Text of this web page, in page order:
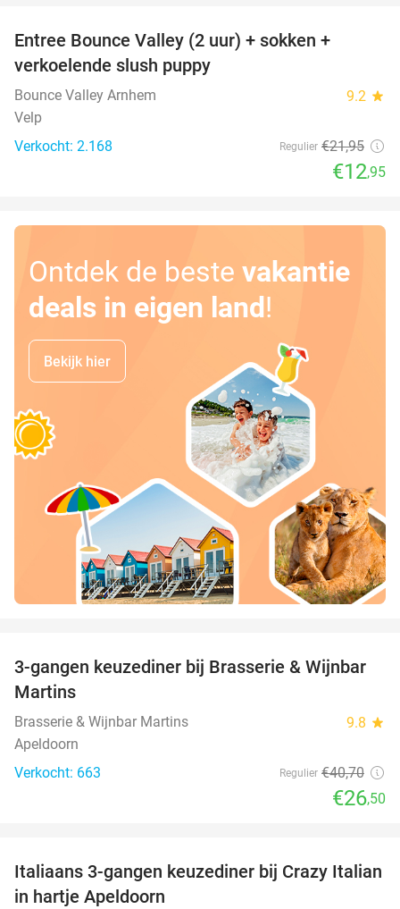
Entree Bounce Valley (2 uur) + sokken +
verkoelende slush puppy
Bounce Valley Arnhem 9.2 star
Velp
Verkocht: 2.168
Regulier €21,95
€12,95
Ontdek de beste vakantie
deals in eigen land!
Bekijk hier
35%
3-gangen keuzediner bij Brasserie & Wijnbar
Martins
Brasserie & Wijnbar Martins 9.8 star
Apeldoorn
Verkocht: 663
Regulier €40,70
€26,50
27%
Italiaans 3-gangen keuzediner bij Crazy Italian
in hartje Apeldoorn